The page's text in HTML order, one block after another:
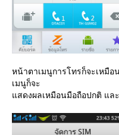
หน้าตาเมนูการโทรก็จะเหมือ
เมนูก็จะ
สดงผลเหมือนมือถือปกติ แล